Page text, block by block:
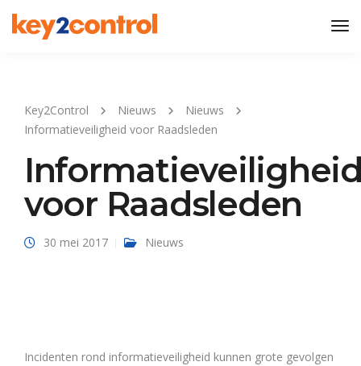
Key2Control Nieuws
Nieuws
Informatieveiligheid voor Raadsleden
voor Raadsleden
30 mei 2017 Nieuws
Incidenten rond informatieveiligheid kunnen grote gevolgen